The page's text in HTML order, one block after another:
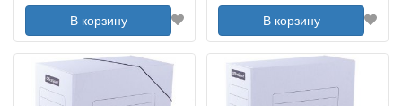
В корзину В корзину